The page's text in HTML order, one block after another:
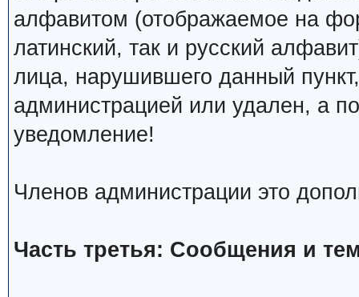
алфавитом (отображаемое на
латинский, так и русский
лица, нарушившего данный
администрацией или удален, а
уведомление!
Членов администрации это
Часть третья: Сообщения и